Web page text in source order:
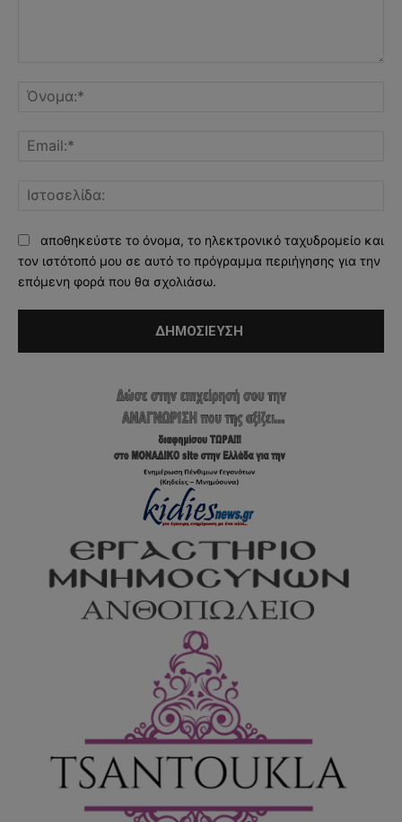
αποθηκεύστε το όνομα, το ηλεκτρονικό ταχυδρομείο και
τον ιστότοπό μου σε αυτό το πρόγραμμα περιήγησης για την
επόμενη φορά που θα σχολιάσω.